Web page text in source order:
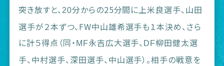
突き放すと、 20分からの25分間に上米良選手、山田
選手が２本ずつ、FW中山雄希選手も１本決め、さら
に計５得点（同・ MF永吉広大選手、 DF柳田健太選
手、中村選手、深田選手、中山選手）。相手の戦意を